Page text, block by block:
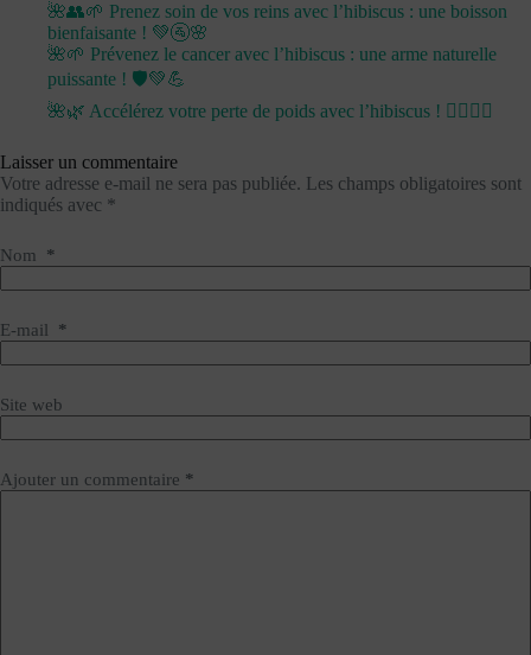
🌺👥🌱 Prenez soin de vos reins avec l’hibiscus : une boisson
bienfaisante ! 💚🚰🌸
🌺🌱 Prévenez le cancer avec l’hibiscus : une arme naturelle
puissante ! 🛡️💚💪
🌺🌿 Accélérez votre perte de poids avec l’hibiscus ! 🏋️‍♀️💪💧
Laisser un commentaire
Votre adresse e-mail ne sera pas publiée. Les champs obligatoires sont
indiqués avec *
Nom *
E-mail *
Site web
Ajouter un commentaire *